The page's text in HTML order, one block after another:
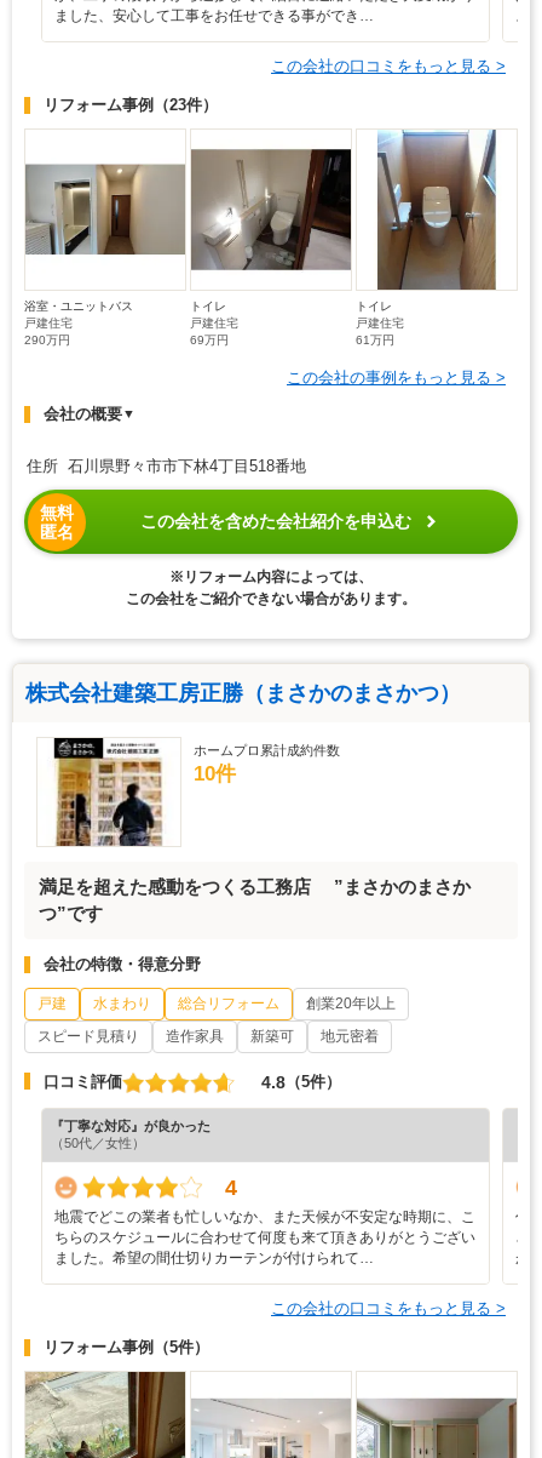
ました、安心して工事をお任せできる事ができ…
この会社の口コミをもっと見る >
リフォーム事例 （23件）
浴室・ユニットバス
戸建住宅
290万円
トイレ
戸建住宅
69万円
トイレ
戸建住宅
61万円
この会社の事例をもっと見る >
会社の概要▼
住所 石川県野々市市下林4丁目518番地
無料
匿名
この会社を含めた会社紹介を申込む
※リフォーム内容によっては、
この会社をご紹介できない場合があります。
株式会社建築工房正勝（まさかのまさかつ）
ホームプロ累計成約件数
10件
満足を超えた感動をつくる工務店 ”まさかのまさか
つ”です
会社の特徴・得意分野
戸建 水まわり 総合リフォーム
創業20年以上
スピード見積り
造作家具 新築可 地元密着
口コミ評価 4.8 （5件）
『丁寧な対応』が良かった
（50代／女性）
4
地震でどこの業者も忙しいなか、また天候が不安定な時期に、こ
ちらのスケジュールに合わせて何度も来て頂きありがとうござい
ました。希望の間仕切りカーテンが付けられて…
代
さ
が
この会社の口コミをもっと見る >
リフォーム事例 （5件）